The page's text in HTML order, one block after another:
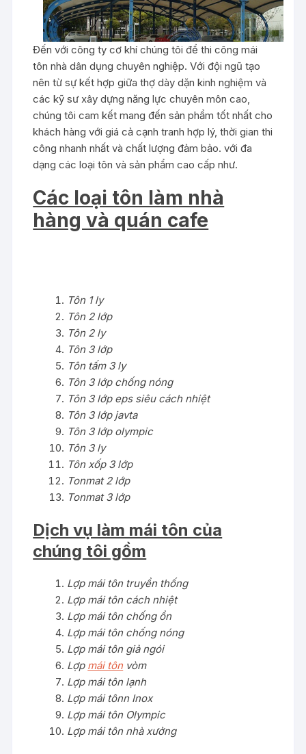
Đến với công ty cơ khí chúng tôi để thi công mái
tôn nhà dân dụng chuyên nghiệp. Với đội ngũ tạo
nên từ sự kết hợp giữa thợ dày dặn kinh nghiệm và
các kỹ sư xây dựng năng lực chuyên môn cao,
chúng tôi cam kết mang đến sản phẩm tốt nhất cho
khách hàng với giá cả cạnh tranh hợp lý, thời gian thi
công nhanh nhất và chất lượng đảm bảo. với đa
dạng các loại tôn và sản phẩm cao cấp như.
Các loại tôn làm nhà
hàng và quán cafe
Tôn 1 ly
Tôn 2 lớp
Tôn 2 ly
Tôn 3 lớp
Tôn tấm 3 ly
Tôn 3 lớp chống nóng
Tôn 3 lớp eps siêu cách nhiệt
Tôn 3 lớp javta
Tôn 3 lớp olympic
Tôn 3 ly
Tôn xốp 3 lớp
Tonmat 2 lớp
Tonmat 3 lớp
Dịch vụ làm mái tôn của
chúng tôi gồm
Lợp mái tôn truyền thống
Lợp mái tôn cách nhiệt
Lợp mái tôn chống ồn
Lợp mái tôn chống nóng
Lợp mái tôn giả ngói
Lợp mái tôn vòm
Lợp mái tôn lạnh
Lợp mái tônn Inox
Lợp mái tôn Olympic
Lợp mái tôn nhà xưởng